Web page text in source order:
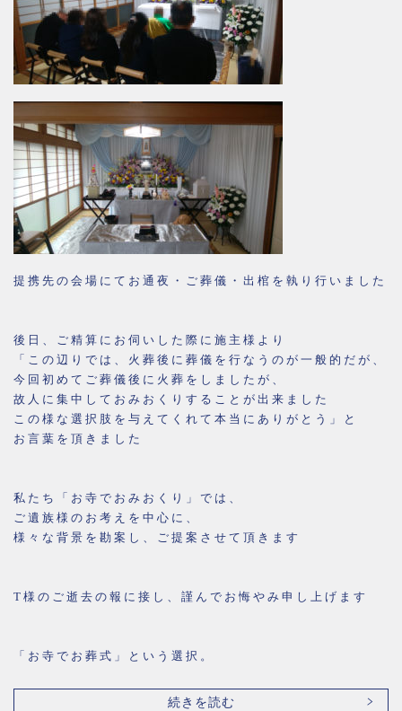
提携先の会場にてお通夜・ご葬儀・出棺を執り行いました
後日、ご精算にお伺いした際に施主様より
「この辺りでは、火葬後に葬儀を行なうのが一般的だが、
今回初めてご葬儀後に火葬をしましたが、
故人に集中しておみおくりすることが出来ました
この様な選択肢を与えてくれて本当にありがとう」と
お言葉を頂きました
私たち「お寺でおみおくり」では、
ご遺族様のお考えを中心に、
様々な背景を勘案し、ご提案させて頂きます
T様のご逝去の報に接し、謹んでお悔やみ申し上げます
「お寺でお葬式」という選択。
続きを読む